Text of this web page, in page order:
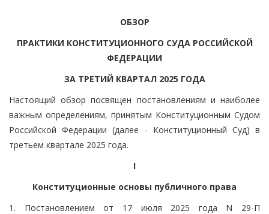
ОБЗОР
ПРАКТИКИ КОНСТИТУЦИОННОГО СУДА РОССИЙСКОЙ
ФЕДЕРАЦИИ
ЗА ТРЕТИЙ КВАРТАЛ 2025 ГОДА
Настоящий обзор посвящен постановлениям и наиболее
важным определениям, принятым Конституционным Судом
Российской Федерации (далее - Конституционный Суд) в
третьем квартале 2025 года.
I
Конституционные основы публичного права
1. Постановлением от 17 июля 2025 года N 29-П